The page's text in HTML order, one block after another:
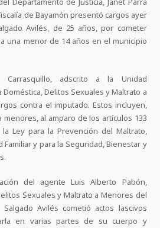
de Bayamón presentó cargos ayer
Avilés, de 25 años, por cometer
una menor de 14 años en el municipio
adscrito a la Unidad
Delitos Sexuales y Maltrato a
contra el imputado. Estos incluyen,
menores, al amparo de los artículos 133
Ley para la Prevención del Maltrato,
y para la Seguridad, Bienestar y
del agente Luis Alberto Pabón,
Sexuales y Maltrato a Menores del
Avilés cometió actos lascivos
en varias partes de su cuerpo y